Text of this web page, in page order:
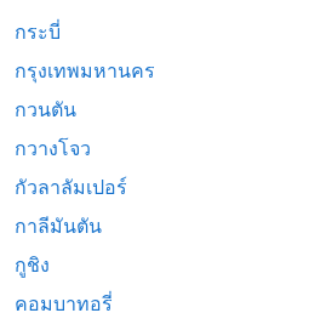
กระบี่
กรุงเทพมหานคร
กวนตัน
กวางโจว
กัวลาลัมเปอร์
กาลีมันตัน
กูชิง
คอมบาทอรี่